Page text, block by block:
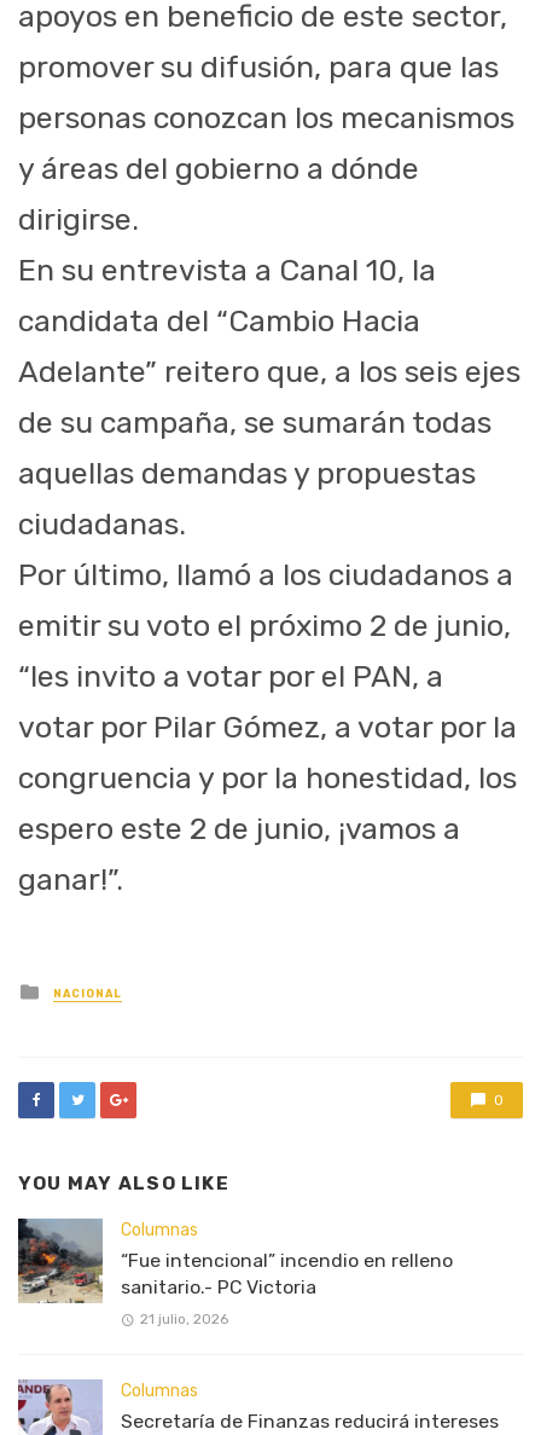
apoyos en beneficio de este sector,
promover su difusión, para que las
personas conozcan los mecanismos
y áreas del gobierno a dónde
dirigirse.
En su entrevista a Canal 10, la
candidata del “Cambio Hacia
Adelante” reitero que, a los seis ejes
de su campaña, se sumarán todas
aquellas demandas y propuestas
ciudadanas.
Por último, llamó a los ciudadanos a
emitir su voto el próximo 2 de junio,
“les invito a votar por el PAN, a
votar por Pilar Gómez, a votar por la
congruencia y por la honestidad, los
espero este 2 de junio, ¡vamos a
ganar!”.
Posted
in
NACIONAL
0
YOU MAY ALSO LIKE
Columnas
“Fue intencional” incendio en relleno
sanitario.- PC Victoria
21 julio, 2026
Columnas
Secretaría de Finanzas reducirá intereses